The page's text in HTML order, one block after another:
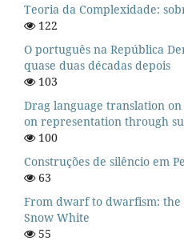
Teoria da Complexidade:
122
O português na República
quase duas décadas depois
103
Drag language translation on
on representation through
100
Construções de silêncio em
63
From dwarf to dwarfism:
Snow White
55